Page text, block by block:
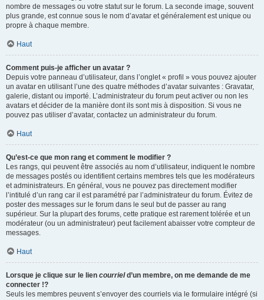
nombre de messages ou votre statut sur le forum. La seconde image, souvent
plus grande, est connue sous le nom d’avatar et généralement est unique ou
propre à chaque membre.
Haut
Comment puis-je afficher un avatar ?
Depuis votre panneau d’utilisateur, dans l’onglet « profil » vous pouvez ajouter
un avatar en utilisant l’une des quatre méthodes d’avatar suivantes : Gravatar,
galerie, distant ou importé. L’administrateur du forum peut activer ou non les
avatars et décider de la manière dont ils sont mis à disposition. Si vous ne
pouvez pas utiliser d’avatar, contactez un administrateur du forum.
Haut
Qu’est-ce que mon rang et comment le modifier ?
Les rangs, qui peuvent être associés au nom d’utilisateur, indiquent le nombre
de messages postés ou identifient certains membres tels que les modérateurs
et administrateurs. En général, vous ne pouvez pas directement modifier
l’intitulé d’un rang car il est paramétré par l’administrateur du forum. Évitez de
poster des messages sur le forum dans le seul but de passer au rang
supérieur. Sur la plupart des forums, cette pratique est rarement tolérée et un
modérateur (ou un administrateur) peut facilement abaisser votre compteur de
messages.
Haut
Lorsque je clique sur le lien courrield’un membre, on me demande de me
connecter !?
Seuls les membres peuvent s’envoyer des courriels via le formulaire intégré (si